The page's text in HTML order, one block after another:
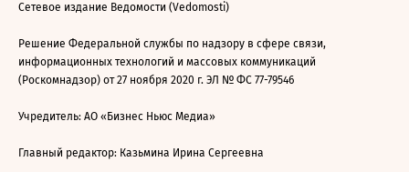
Сетевое издание Ведомости (Vedomosti)
Решение Федеральной службы по надзору в сфере связи,
информационных технологий и массовых коммуникаций
(Роскомнадзор) от 27 ноября 2020 г. ЭЛ № ФС 77-79546
Учредитель: АО «Бизнес Ньюс Медиа»
Главный редактор: Казьмина Ирина Сергеевна